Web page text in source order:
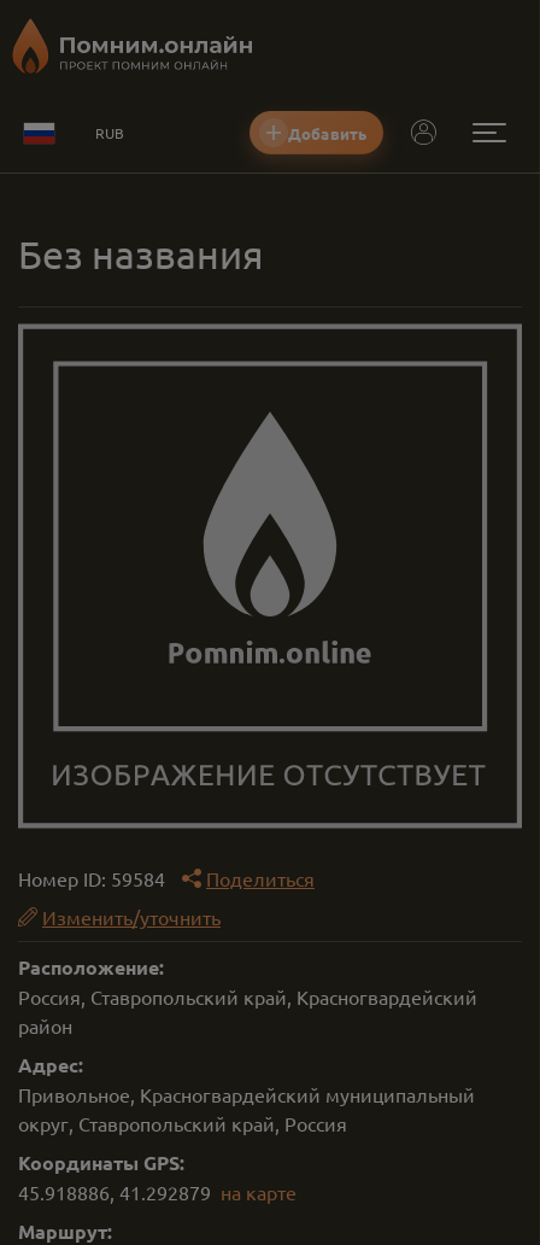
RUB Добавить
Без названия
Номер ID: 59584
Поделиться
Изменить/уточнить
Расположение:
Россия, Ставропольский край, Красногвардейский
район
Адрес:
Привольное, Красногвардейский муниципальный
округ, Ставропольский край, Россия
Координаты GPS:
45.918886, 41.292879 на карте
Маршрут: